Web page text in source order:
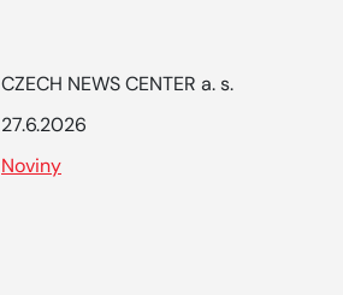
CZECH NEWS CENTER a. s.
27.6.2026
Noviny